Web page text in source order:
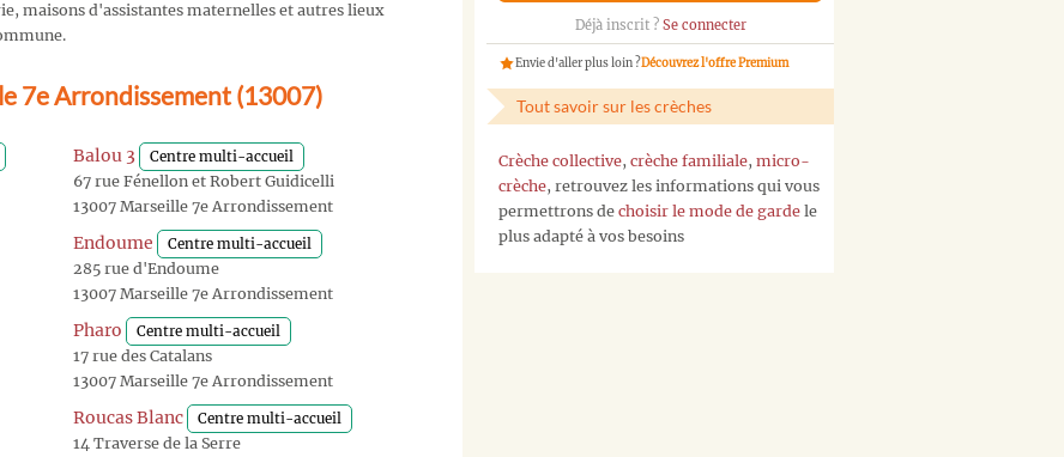
maisons d'assistantes maternelles et autres lieux
7e Arrondissement (13007)
Balou 3 Centre multi-accueil
67 rue Fénellon et Robert Guidicelli
13007 Marseille 7e Arrondissement
Endoume Centre multi-accueil
285 rue d'Endoume
13007 Marseille 7e Arrondissement
Pharo Centre multi-accueil
17 rue des Catalans
13007 Marseille 7e Arrondissement
Roucas Blanc Centre multi-accueil
14 Traverse de la Serre
Déjà inscrit ? Se connecter
Envie d'aller plus loin ?Découvrez l'offre Premium
Tout savoir sur les crèches
Crèche collective, crèche familiale, micro-
crèche, retrouvez les informations qui vous
permettrons de choisir le mode de garde le
plus adapté à vos besoins